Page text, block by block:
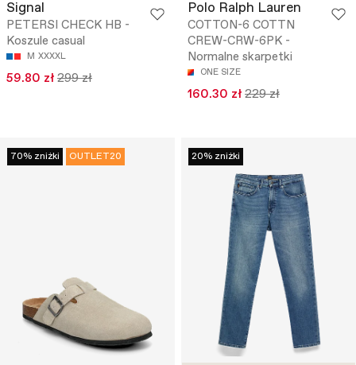
Signal
PETERSI CHECK HB -
Koszule casual
M XXXXL
59.80 zł 299 zł
Polo Ralph Lauren
COTTON-6 COTTN
CREW-CRW-6PK -
Normalne skarpetki
ONE SIZE
160.30 zł 229 zł
70% zniżki OUTLET20 20% zniżki